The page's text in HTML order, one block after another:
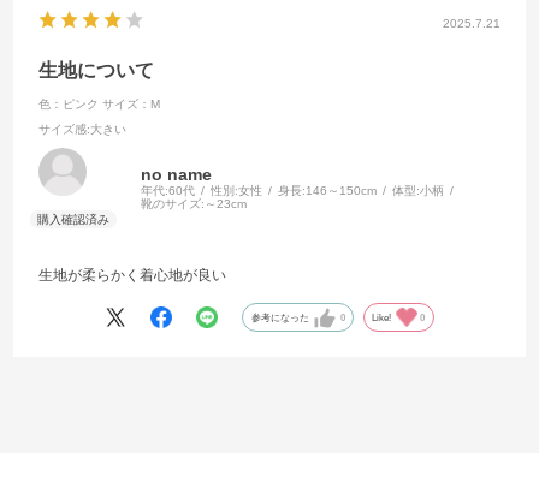
2025.7.21
生地について
色：ピンク サイズ：M
サイズ感:大きい
no name
年代:60代 性別:女性 身長:146～150cm 体型:小柄
靴のサイズ: ～23cm
生地が柔らかく着心地が良い
参考になった 0 Like! 0